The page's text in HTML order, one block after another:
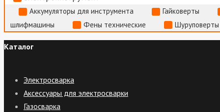
Аккумуляторы для инструмента
Гайковерты
шлифмашины
Фены технические
Каталог
Электросварка
Аксессуары для электросварки
Газосварка